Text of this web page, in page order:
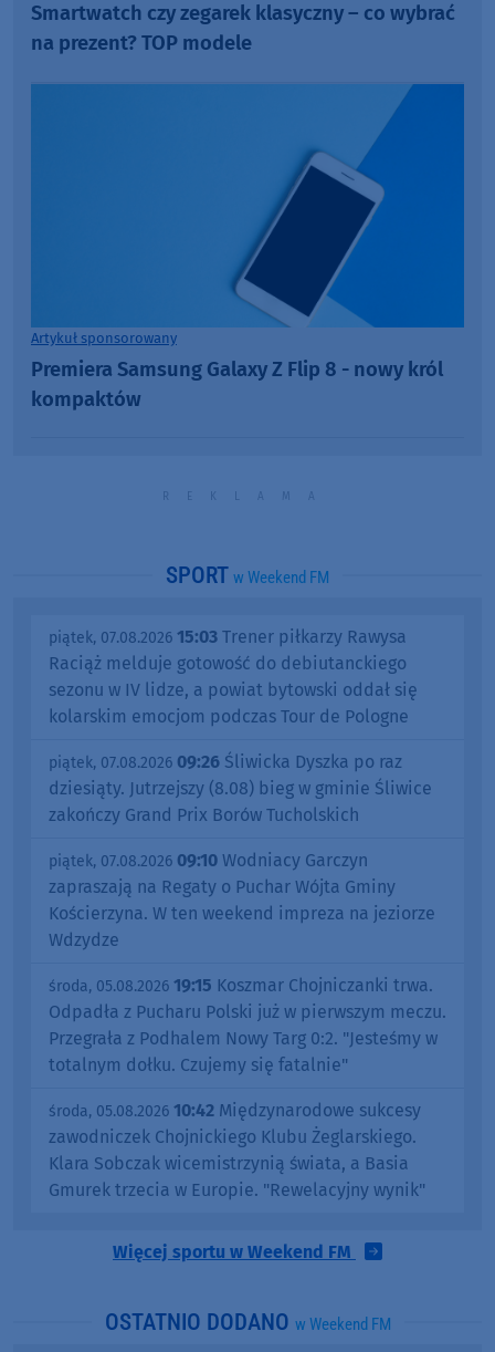
Smartwatch czy zegarek klasyczny – co wybrać
na prezent? TOP modele
Artykuł sponsorowany
Premiera Samsung Galaxy Z Flip 8 - nowy król
kompaktów
SPORT w Weekend FM
piątek, 07.08.2026 15:03 Trener piłkarzy Rawysa
Raciąż melduje gotowość do debiutanckiego
sezonu w IV lidze, a powiat bytowski oddał się
kolarskim emocjom podczas Tour de Pologne
piątek, 07.08.2026 09:26 Śliwicka Dyszka po raz
dziesiąty. Jutrzejszy (8.08) bieg w gminie Śliwice
zakończy Grand Prix Borów Tucholskich
piątek, 07.08.2026 09:10 Wodniacy Garczyn
zapraszają na Regaty o Puchar Wójta Gminy
Kościerzyna. W ten weekend impreza na jeziorze
Wdzydze
środa, 05.08.2026 19:15 Koszmar Chojniczanki trwa.
Odpadła z Pucharu Polski już w pierwszym meczu.
Przegrała z Podhalem Nowy Targ 0:2. "Jesteśmy w
totalnym dołku. Czujemy się fatalnie"
środa, 05.08.2026 10:42 Międzynarodowe sukcesy
zawodniczek Chojnickiego Klubu Żeglarskiego.
Klara Sobczak wicemistrzynią świata, a Basia
Gmurek trzecia w Europie. "Rewelacyjny wynik"
Więcej sportu w Weekend FM
OSTATNIO DODANO w Weekend FM